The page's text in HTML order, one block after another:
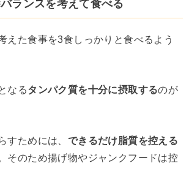
ランスを考えて食べる
えた食事を3食しっかりと食べるよう
なるタンパク質を十分に摂取するのが
すためには、 できるだけ脂質を控える
そのため揚げ物やジャンクフードは控